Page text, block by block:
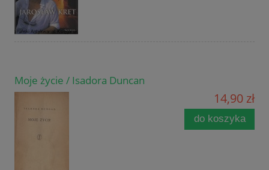
Moje życie / Isadora Duncan
14,90 zł
do koszyka